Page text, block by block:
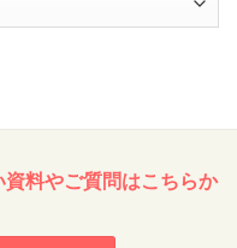
料やご質問はこちらか